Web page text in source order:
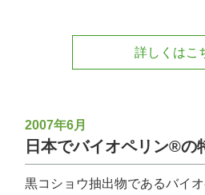
詳しくはこ
2007年6月
日本でバイオペリン®の
黒コショウ抽出物であるバイ